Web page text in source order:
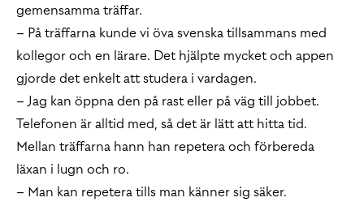
gemensamma träffar.
– På träffarna kunde vi öva svenska tillsammans med
kollegor och en lärare. Det hjälpte mycket och appen
gjorde det enkelt att studera i vardagen.
– Jag kan öppna den på rast eller på väg till jobbet.
Telefonen är alltid med, så det är lätt att hitta tid.
Mellan träffarna hann han repetera och förbereda
läxan i lugn och ro.
– Man kan repetera tills man känner sig säker.